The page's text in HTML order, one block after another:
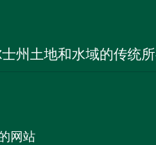
州土地和水域的传统所
网站